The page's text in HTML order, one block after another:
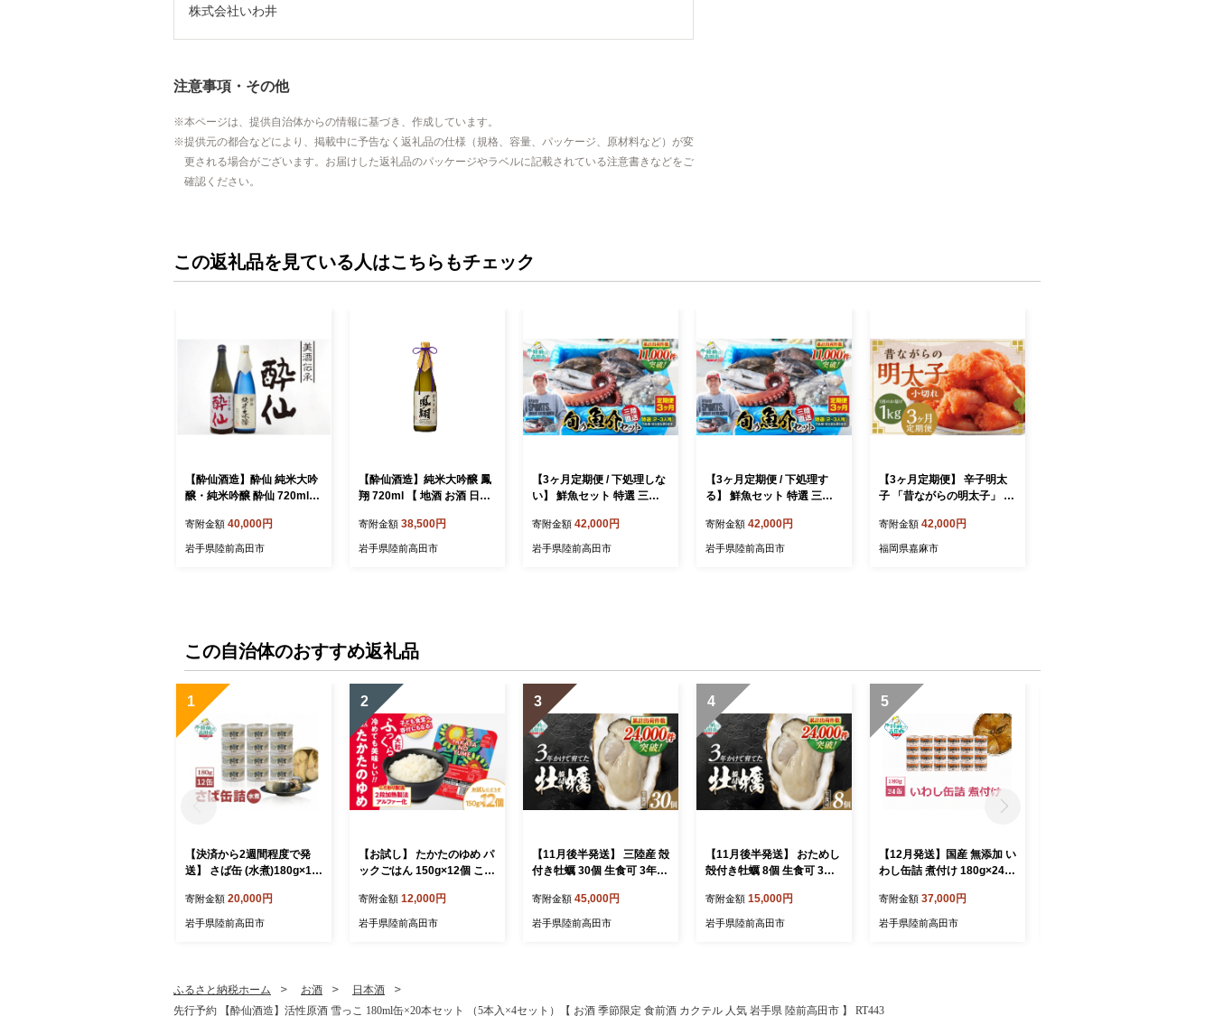
株式会社いわ井
注意事項・その他
本ページは、提供自治体からの情報に基づき、作成しています。
提供元の都合などにより、掲載中に予告なく返礼品の仕様（規格、容量、パッケージ、原材料など）が変
更される場合がございます。お届けした返礼品のパッケージやラベルに記載されている注意書きなどをご
確認ください。
この返礼品を見ている人はこちらもチェック
【酔仙酒造】酔仙 純米大吟
醸・純米吟醸 酔仙 720ml×
本酒 飲み比べ 晩酌 岩手県
陸前高田市 】 RT705
寄附金額 40,000円
岩手県陸前高田市
【酔仙酒造】純米大吟醸 鳳
翔 720ml 【 地酒 お酒 日本
】 RT707
寄附金額 38,500円
岩手県陸前高田市
【3ヶ月定期便 / 下処理しな
い】 鮮魚セット 特選 三陸
たりのお届け目安：2～3人
用) 【 無添加 鮮魚 三陸産 国
寄附金額 42,000円
岩手県陸前高田市
【3ヶ月定期便 / 下処理す
る】 鮮魚セット 特選 三陸
たりのお届け目安：2～3人
用) 【 無添加 鮮魚 三陸産 国
寄附金額 42,000円
岩手県陸前高田市
【3ヶ月定期便】 辛子明太
子 「昔ながらの明太子」 50
プ） 計3kg（1kg×3回） め
んたいこ 明太子
寄附金額 42,000円
福岡県嘉麻市
この自治体のおすすめ返礼品
1
【決済から2週間程度で発
送】 さば缶 (水煮)180g×12
鯖 無添加 無着色 海産物 お
つまみ 備蓄 防災 食料 長期
寄附金額 20,000円
岩手県陸前高田市
2
【お試し】 たかたのゆめ パ
ックごはん 150g×12個 こど
ライス 米 国産 お手軽 レン
ジ 簡単 便利 時短 非常食 備
寄附金額 12,000円
岩手県陸前高田市
3
【11月後半発送】 三陸産 殻
付き牡蠣 30個 生食可 3年育
生食 大粒 国産 広田湾 期間
限定 マルテン水産 】 RT39
寄附金額 45,000円
岩手県陸前高田市
4
【11月後半発送】 おためし
殻付き牡蠣 8個 生食可 3年
鍋 生食 大粒 国産 三陸産 広
田湾 期間限定 マルテン水産
寄附金額 15,000円
岩手県陸前高田市
5
【12月発送】国産 無添加 い
わし缶詰 煮付け 180g×24缶
いわし イワシ イワシ缶 魚
菊詰め 缶詰 無着色 海産物
寄附金額 37,000円
岩手県陸前高田市
ふるさと納税ホーム お酒
日本酒
先行予約 【酔仙酒造】活性原酒 雪っこ 180ml缶×20本セット （5本入×4セット）【 お酒 季節限定 食前酒 カクテル 人気 岩手県 陸前高田市 】 RT443